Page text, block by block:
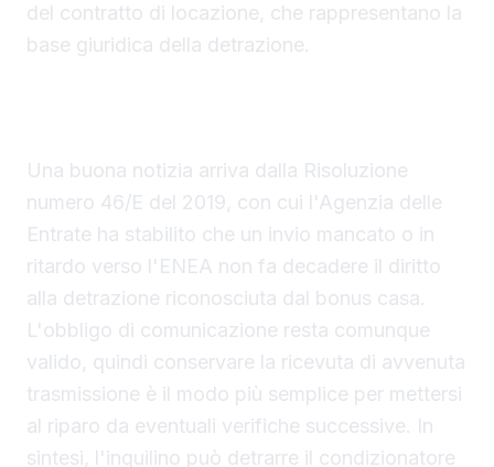
del contratto di locazione, che rappresentano la
base giuridica della detrazione.
Una buona notizia arriva dalla Risoluzione
numero 46/E del 2019, con cui l'Agenzia delle
Entrate ha stabilito che un invio mancato o in
ritardo verso l'ENEA non fa decadere il diritto
alla detrazione riconosciuta dal bonus casa.
L'obbligo di comunicazione resta comunque
valido, quindi conservare la ricevuta di avvenuta
trasmissione è il modo più semplice per mettersi
al riparo da eventuali verifiche successive. In
sintesi, l'inquilino può detrarre il condizionatore